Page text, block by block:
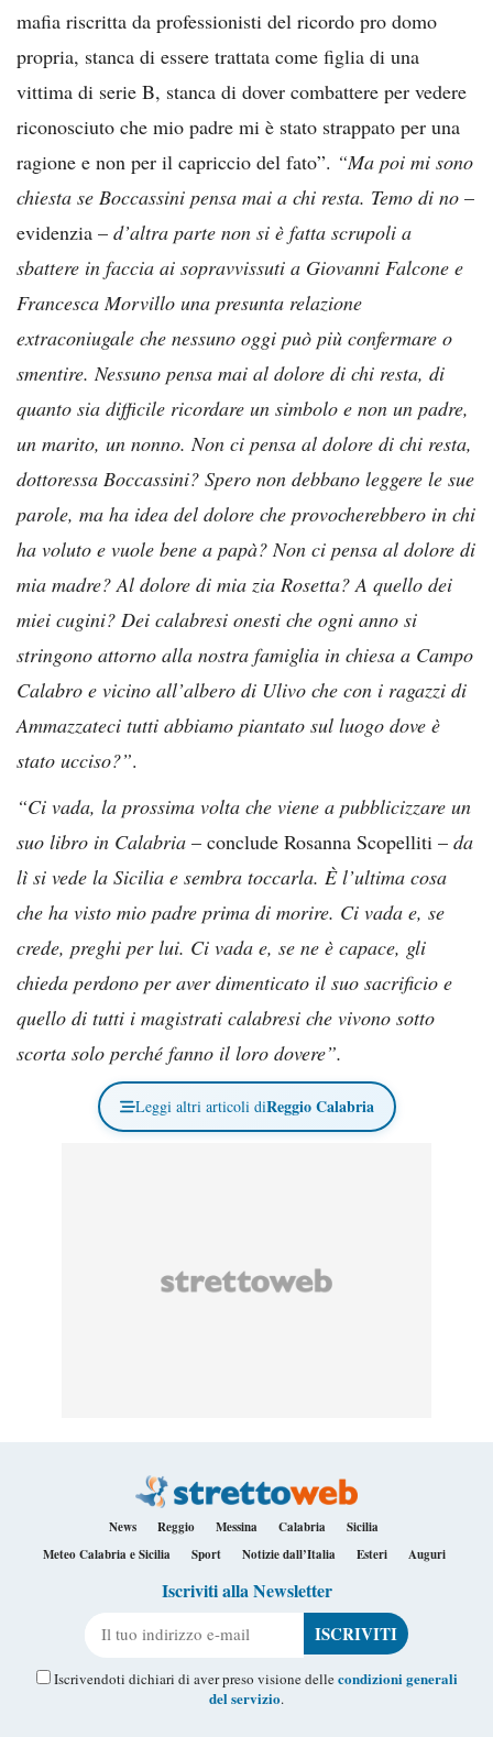
mafia riscritta da professionisti del ricordo pro domo
propria, stanca di essere trattata come figlia di una
vittima di serie B, stanca di dover combattere per vedere
riconosciuto che mio padre mi è stato strappato per una
ragione e non per il capriccio del fato”. “Ma poi mi sono
chiesta se Boccassini pensa mai a chi resta. Temo di no –
evidenzia – d’altra parte non si è fatta scrupoli a
sbattere in faccia ai sopravvissuti a Giovanni Falcone e
Francesca Morvillo una presunta relazione
extraconiugale che nessuno oggi può più confermare o
smentire. Nessuno pensa mai al dolore di chi resta, di
quanto sia difficile ricordare un simbolo e non un padre,
un marito, un nonno. Non ci pensa al dolore di chi resta,
dottoressa Boccassini? Spero non debbano leggere le sue
parole, ma ha idea del dolore che provocherebbero in chi
ha voluto e vuole bene a papà? Non ci pensa al dolore di
mia madre? Al dolore di mia zia Rosetta? A quello dei
miei cugini? Dei calabresi onesti che ogni anno si
stringono attorno alla nostra famiglia in chiesa a Campo
Calabro e vicino all’albero di Ulivo che con i ragazzi di
Ammazzateci tutti abbiamo piantato sul luogo dove è
stato ucciso?”.
“Ci vada, la prossima volta che viene a pubblicizzare un
suo libro in Calabria – conclude Rosanna Scopelliti – da
lì si vede la Sicilia e sembra toccarla. È l’ultima cosa
che ha visto mio padre prima di morire. Ci vada e, se
crede, preghi per lui. Ci vada e, se ne è capace, gli
chieda perdono per aver dimenticato il suo sacrificio e
quello di tutti i magistrati calabresi che vivono sotto
scorta solo perché fanno il loro dovere”.
Leggi altri articoli diReggio Calabria
News Reggio Messina Calabria
Sicilia
Meteo Calabria e Sicilia
Sport Notizie dall’Italia Esteri Auguri
Iscriviti alla Newsletter
Iscrivendoti dichiari di aver preso visione dellecondizioni generali
del servizio.